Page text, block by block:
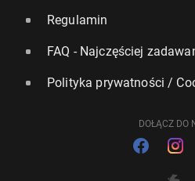
Regulamin
FAQ - Najczęściej
Polityka prywatności /
DOŁĄCZ DO